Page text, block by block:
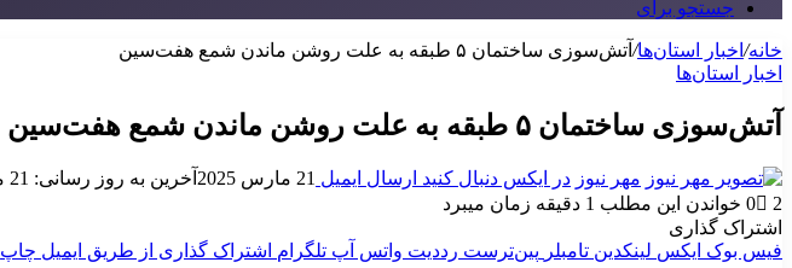
جستجو برای
خانه/ اخبار استان‌ها/ آتش‌سوزی ساختمان ۵ طبقه به علت روشن ماندن شمع هفت‌سین
اخبار استان‌ها
آتش‌سوزی ساختمان ۵ طبقه به علت روشن ماندن شمع هفت‌سین
مهر نیوز در ایکس دنبال کنید ارسال ایمیل 21 مارس 2025
آخرین به روز رسانی: 21 مارس 2025
0
2
خواندن این مطلب 1 دقیقه زمان میبرد
اشتراک گذاری
فیس بوک ایکس لینکدین ‫تامبلر ‫پین‌ترست ‫رددیت واتس آپ تلگرام اشتراک گذاری از طریق ایمیل چاپ